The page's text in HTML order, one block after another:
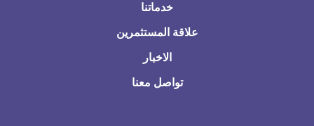
خدماتنا
علاقة المستثمرين
الاخبار
تواصل معنا